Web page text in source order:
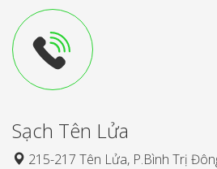
Sạch Tên Lửa
215-217 Tên Lửa, P.Bình Trị